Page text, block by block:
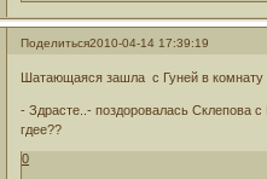
Поделиться2010-04-14 17:39:19
Шатающаяся зашла с Гуней в комнату
- Здрасте..- поздоровалась Склепова
гдее??
0